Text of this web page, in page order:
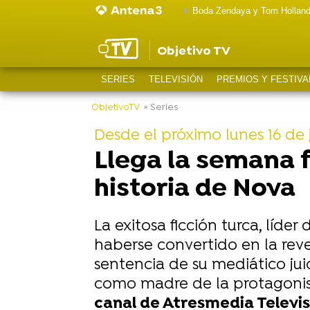
Boda Zendaya y Tom Holland
Objetivo TV
SERIES TELEVISIÓN PREMIOS Y
ObjetivoTV » Series
Desde el próximo lunes 16 de
Llega la semana
historia de Nova
La exitosa ficción turca,
haberse convertido en la
sentencia de su mediático
como madre de la
canal de Atresmedia